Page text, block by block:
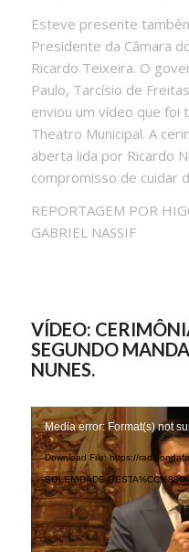
Esteve presente
Presidente da Câmara
Ricardo Teixeira. O
Paulo, Tarcísio de
enviou um vídeo que foi
Theatro Municipal. A
aberta lida por Ricardo
compromisso de cuidar
REPORTAGEM POR
GABRIEL NASSIF
VÍDEO:
SEGUNDO
NUNES.
Media error: Format(s) not
Download File: https://
SOLENIDADE-